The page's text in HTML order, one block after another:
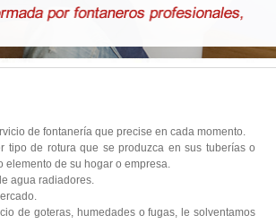
de fontanería que precise en cada momento.
tipo de rotura que se produzca en sus tuberías o
elemento de su hogar o empresa.
agua radiadores.
de goteras, humedades o fugas, le solventamos